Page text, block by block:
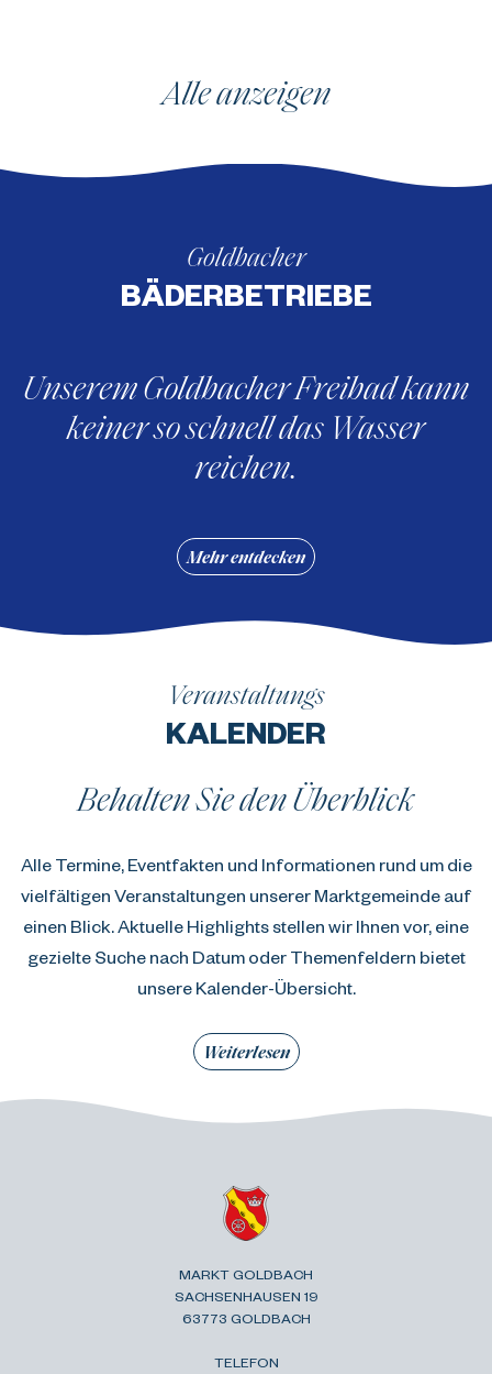
Alle anzeigen
Goldbacher
BÄDERBETRIEBE
Unserem Goldbacher Freibad kann
keiner so schnell das Wasser
reichen.
Mehr entdecken
Veranstaltungs
KALENDER
Behalten Sie den Überblick
Alle Termine, Eventfakten und Informationen rund um die
vielfältigen Veranstaltungen unserer Marktgemeinde auf
einen Blick. Aktuelle Highlights stellen wir Ihnen vor, eine
gezielte Suche nach Datum oder Themenfeldern bietet
unsere Kalender-Übersicht.
Weiterlesen
MARKT GOLDBACH
SACHSENHAUSEN 19
63773 GOLDBACH
TELEFON